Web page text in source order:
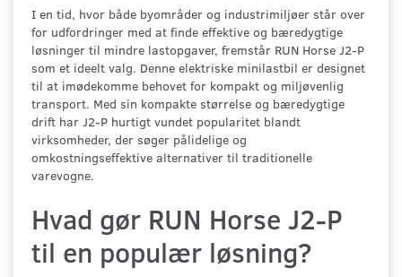
I en tid, hvor både byområder og industrimiljøer står over
for udfordringer med at finde effektive og bæredygtige
løsninger til mindre lastopgaver, fremstår RUN Horse J2-P
som et ideelt valg. Denne elektriske minilastbil er designet
til at imødekomme behovet for kompakt og miljøvenlig
transport. Med sin kompakte størrelse og bæredygtige
drift har J2-P hurtigt vundet popularitet blandt
virksomheder, der søger pålidelige og
omkostningseffektive alternativer til traditionelle
varevogne.
Hvad gør RUN Horse J2-P
til en populær løsning?